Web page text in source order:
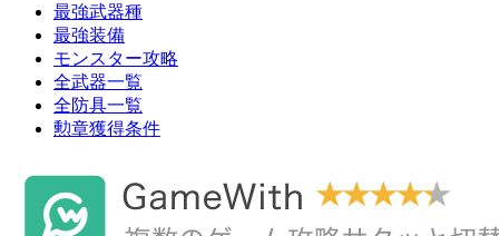
最強武器種
最強装備
モンスター攻略
全武器一覧
全防具一覧
勲章獲得条件